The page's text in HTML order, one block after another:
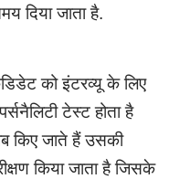
दिया जाता है.
को इंटरव्यू के लिए
टेस्ट होता है
किए जाते हैं उसकी
किया जाता है जिसके